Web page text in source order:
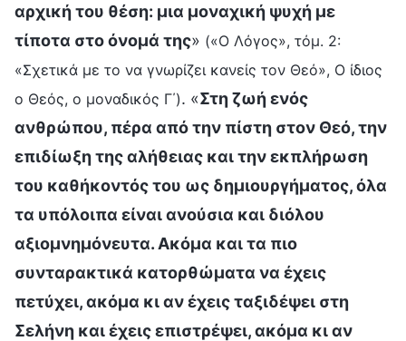
αρχική του θέση: μια μοναχική ψυχή με
τίποτα στο όνομά της» («Ο Λόγος», τόμ. 2:
«Σχετικά με το να γνωρίζει κανείς τον Θεό», Ο ίδιος
ο Θεός, ο μοναδικός Γ΄). «Στη ζωή ενός
ανθρώπου, πέρα από την πίστη στον Θεό, την
επιδίωξη της αλήθειας και την εκπλήρωση
του καθήκοντός του ως δημιουργήματος, όλα
τα υπόλοιπα είναι ανούσια και διόλου
αξιομνημόνευτα. Ακόμα και τα πιο
συνταρακτικά κατορθώματα να έχεις
πετύχει, ακόμα κι αν έχεις ταξιδέψει στη
Σελήνη και έχεις επιστρέψει, ακόμα κι αν